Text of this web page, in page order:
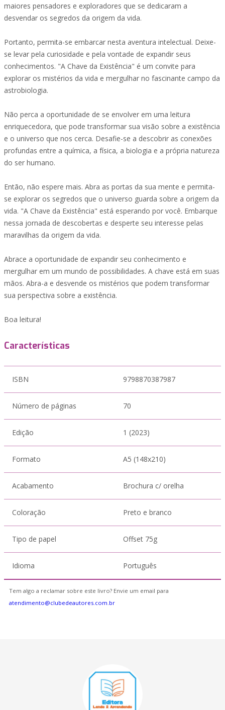
maiores pensadores e exploradores que se dedicaram a
desvendar os segredos da origem da vida.
Portanto, permita-se embarcar nesta aventura intelectual. Deixe-
se levar pela curiosidade e pela vontade de expandir seus
conhecimentos. "A Chave da Existência" é um convite para
explorar os mistérios da vida e mergulhar no fascinante campo da
astrobiologia.
Não perca a oportunidade de se envolver em uma leitura
enriquecedora, que pode transformar sua visão sobre a existência
e o universo que nos cerca. Desafie-se a descobrir as conexões
profundas entre a química, a física, a biologia e a própria natureza
do ser humano.
Então, não espere mais. Abra as portas da sua mente e permita-
se explorar os segredos que o universo guarda sobre a origem da
vida. "A Chave da Existência" está esperando por você. Embarque
nessa jornada de descobertas e desperte seu interesse pelas
maravilhas da origem da vida.
Abrace a oportunidade de expandir seu conhecimento e
mergulhar em um mundo de possibilidades. A chave está em suas
mãos. Abra-a e desvende os mistérios que podem transformar
sua perspectiva sobre a existência.
Boa leitura!
Características
ISBN 9798870387987
Número de páginas 70
Edição 1 (2023)
Formato A5 (148x210)
Acabamento Brochura c/ orelha
Coloração Preto e branco
Tipo de papel Offset 75g
Idioma Português
Tem algo a reclamar sobre este livro? Envie um email para
atendimento@clubedeautores.com.br